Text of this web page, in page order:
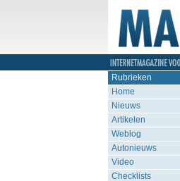
Rubrieken
Home
Nieuws
Artikelen
Weblog
Autonieuws
Video
Checklists